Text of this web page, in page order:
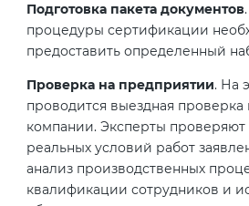
Подготовка пакета документов
процедуры сертификации
предоставить определенный
Проверка на предприятии. На
проводится выездная проверка
компании. Эксперты проверяют
реальных условий работ
анализ производственных
квалификации сотрудников и